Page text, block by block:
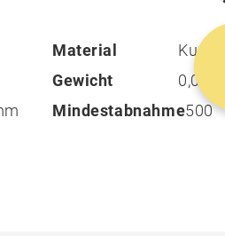
Material
Gewicht
0,02 g
Mindestabnahme500